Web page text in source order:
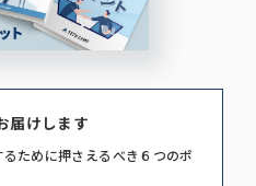
届けします
ために押さえるべき６つのポ